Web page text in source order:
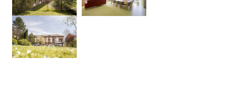
Anbieter:
Stiftung Scheuern
Zweck:
Seitenstatistik